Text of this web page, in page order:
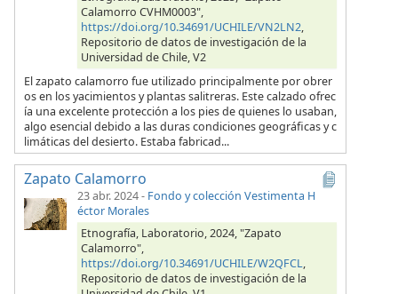
Calamorro CVHM0003",
https://doi.org/10.34691/UCHILE/VN2LN2,
Repositorio de datos de investigación de la
Universidad de Chile, V2
El zapato calamorro fue utilizado principalmente por obrer
os en los yacimientos y plantas salitreras. Este calzado ofrec
ía una excelente protección a los pies de quienes lo usaban,
algo esencial debido a las duras condiciones geográficas y c
limáticas del desierto. Estaba fabricad...
Zapato Calamorro
23 abr. 2024- Fondo y colección Vestimenta H
éctor Morales
Etnografía, Laboratorio, 2024, "Zapato
Calamorro",
https://doi.org/10.34691/UCHILE/W2QFCL,
Repositorio de datos de investigación de la